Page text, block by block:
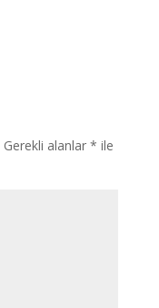
Gerekli alanlar * ile